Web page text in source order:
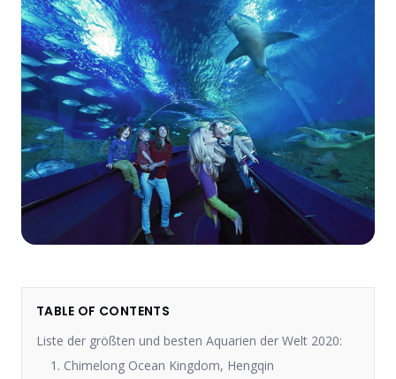
TABLE OF CONTENTS
Liste der größten und besten Aquarien der Welt 2020:
1. Chimelong Ocean Kingdom, Hengqin